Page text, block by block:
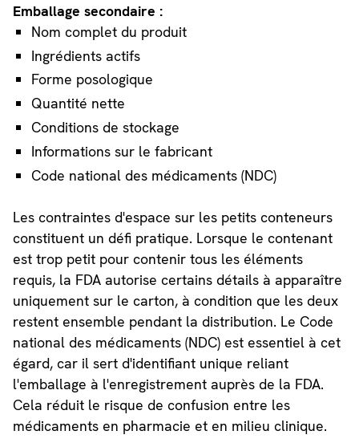
Emballage secondaire :
Nom complet du produit
Ingrédients actifs
Forme posologique
Quantité nette
Conditions de stockage
Informations sur le fabricant
Code national des médicaments (NDC)
Les contraintes d'espace sur les petits conteneurs
constituent un défi pratique. Lorsque le contenant
est trop petit pour contenir tous les éléments
requis, la FDA autorise certains détails à apparaître
uniquement sur le carton, à condition que les deux
restent ensemble pendant la distribution. Le Code
national des médicaments (NDC) est essentiel à cet
égard, car il sert d'identifiant unique reliant
l'emballage à l'enregistrement auprès de la FDA.
Cela réduit le risque de confusion entre les
médicaments en pharmacie et en milieu clinique.